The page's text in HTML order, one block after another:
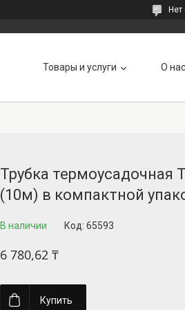
Нет
Товары и услуги О нас
Трубка термоусадочная
(10м) в компактной
В наличии Код: 65593
6 780,62 ₸
Купить